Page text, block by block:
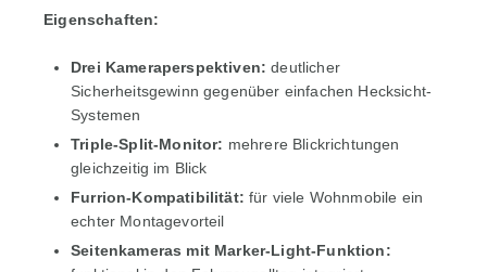
Eigenschaften:
Drei Kameraperspektiven: deutlicher
Sicherheitsgewinn gegenüber einfachen Hecksicht-
Systemen
Triple-Split-Monitor: mehrere Blickrichtungen
gleichzeitig im Blick
Furrion-Kompatibilität: für viele Wohnmobile ein
echter Montagevorteil
Seitenkameras mit Marker-Light-Funktion: